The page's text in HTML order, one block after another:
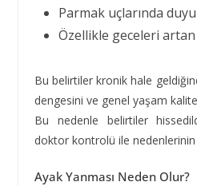
Parmak uçlarında duyu
Özellikle geceleri artan
Bu belirtiler kronik hale
dengesini ve genel yaşam
Bu nedenle belirtiler
doktor kontrolü ile nedenlerinin
Ayak Yanması Neden Olur?